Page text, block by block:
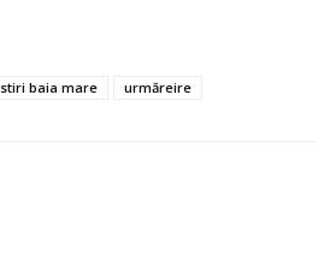
stiri baia mare urmăreire